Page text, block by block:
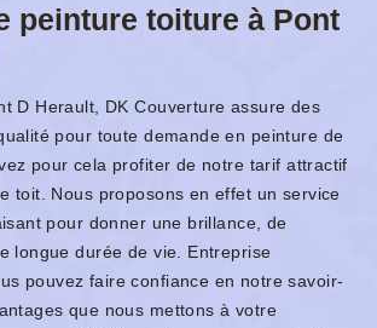
peinture toiture à Pont
D Herault, DK Couverture assure des
pour toute demande en peinture de
pour cela profiter de notre tarif attractif
toit. Nous proposons en effet un service
pour donner une brillance, de
longue durée de vie. Entreprise
pouvez faire confiance en notre savoir-
que nous mettons à votre